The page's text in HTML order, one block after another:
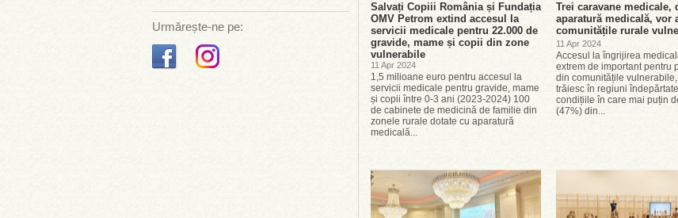
Urmărește-ne pe:
Salvați Copiii România și Fundația
OMV Petrom extind accesul la
servicii medicale pentru 22.000 de
gravide, mame și copii din zone
vulnerabile
11 Apr 2024
1,5 milioane euro pentru accesul la
servicii medicale pentru gravide, mame
și copii între 0-3 ani (2023-2024) 100
de cabinete de medicină de familie din
zonele rurale dotate cu aparatură
medicală...
Trei caravane medicale,
aparatură medicală, vor
comunitățile rurale
11 Apr 2024
Accesul la îngrijirea
extrem de important pentru
din comunitățile
trăiesc în regiuni
condițiile în care mai puțin
(47%) din...